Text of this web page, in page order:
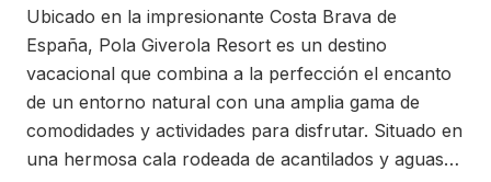
Ubicado en la impresionante Costa Brava de
España, Pola Giverola Resort es un destino
vacacional que combina a la perfección el encanto
de un entorno natural con una amplia gama de
comodidades y actividades para disfrutar. Situado en
una hermosa cala rodeada de acantilados y aguas…